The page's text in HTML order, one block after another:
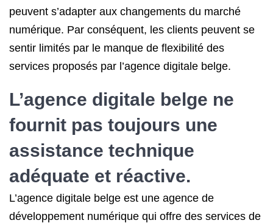
peuvent s’adapter aux changements du marché
numérique. Par conséquent, les clients peuvent se
sentir limités par le manque de flexibilité des
services proposés par l’agence digitale belge.
L’agence digitale belge ne
fournit pas toujours une
assistance technique
adéquate et réactive.
L’agence digitale belge est une agence de
développement numérique qui offre des services de